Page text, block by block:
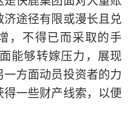
济途径有限或漫长且兑
，不得已而采取的手
能够转嫁压力，展现
一方面动员投资者的力
得一些财产线索，以便